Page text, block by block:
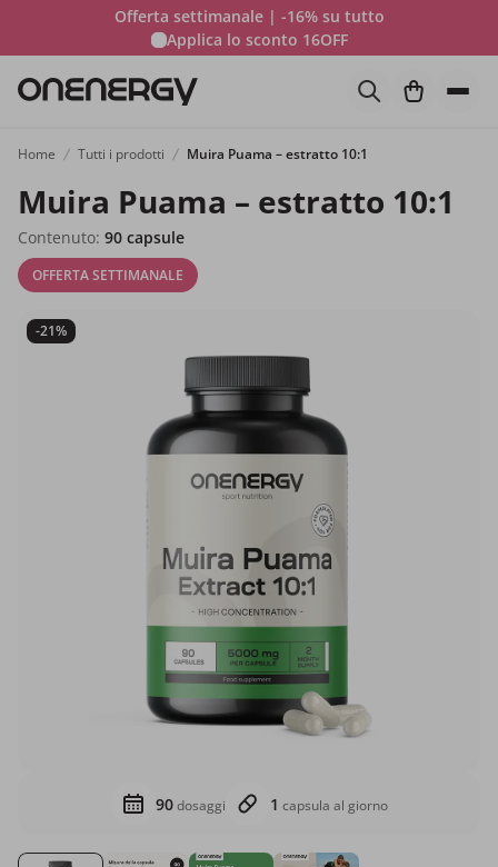
Offerta settimanale | -16% su tutto
Applica lo sconto 16OFF
Home Tutti i prodotti Muira Puama – estratto 10:1
Muira Puama – estratto 10:1
Contenuto: 90 capsule
OFFERTA SETTIMANALE
-21%
90dosaggi 1 capsula al giorno